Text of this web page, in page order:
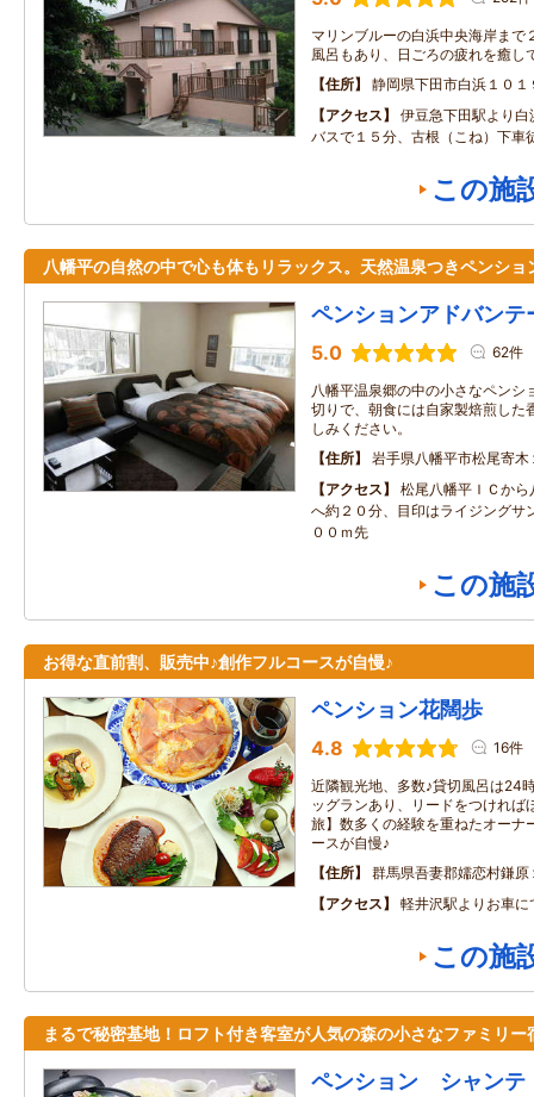
マリンブルーの白浜中央海岸ま
風呂もあり、日ごろの疲れを癒し
住所
静岡県下田市白浜１０１
アクセス
伊豆急下田駅より
バスで１５分、古根（こね）下車
この施
八幡平の自然の中で心も体もリラックス。天然温泉つきペンショ
ペンションアドバンテ
5.0 62件
八幡平温泉郷の中の小さなペンシ
切りで、朝食には自家製焙煎した
しみください。
住所
岩手県八幡平市松尾寄
アクセス
松尾八幡平ＩＣか
へ約２０分、目印はライジングサ
００ｍ先
この施
お得な直前割、販売中♪創作フルコースが自慢♪
ペンション花闊歩
4.8 16件
近隣観光地、多数♪貸切風呂は24
ッグランあり、リードをつければ
旅】数多くの経験を重ねたオーナ
ースが自慢♪
住所
群馬県吾妻郡嬬恋村鎌原
アクセス
軽井沢駅よりお車
この施
まるで秘密基地！ロフト付き客室が人気の森の小さなファミリー
ペンション シャンテ